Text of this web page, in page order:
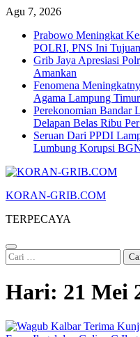
Skip
content
Agu 7, 2026
Prabowo Meningkat
POLRI, PNS Ini
Grib Jaya Apresiasi
Amankan
Fenomena
Agama Lampung Timur
Perekonomian Bandar
Delapan Belas Ribu
Seruan Dari PPDI
Lumbung Korupsi
KORAN-GRIB.COM
TERPECAYA
Cari
untuk:
Hari: 21 Mei